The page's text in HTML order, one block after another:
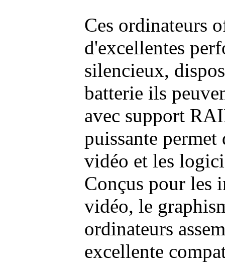
Ces ordinateurs
d'excellentes
silencieux,
batterie ils
avec support
puissante permet
vidéo et les
Conçus pour les
vidéo, le
ordinateurs
excellente